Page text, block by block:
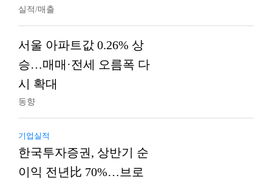
실적/매출
서울 아파트값 0.26% 상
승…매매·전세 오름폭 다
시 확대
동향
기업실적
한국투자증권, 상반기 순
이익 전년比 70%…브로